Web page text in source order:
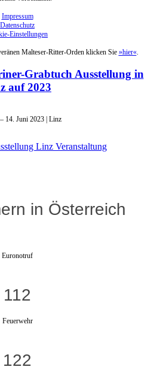
Impressum
Datenschutz
Einstellungen
Malteser-Ritter-Orden klicken Sie »hier«.
Grabtuch Ausstellung in
auf 2023
14. Juni 2023 | Linz
in Österreich
Euronotruf
112
Feuerwehr
122